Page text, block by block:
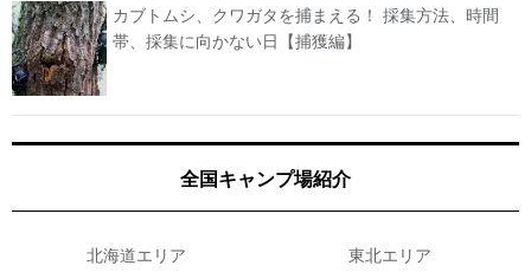
カブトムシ、クワガタを捕まえる！ 採集方法、時間
帯、採集に向かない日【捕獲編】
全国キャンプ場紹介
北海道エリア 東北エリア